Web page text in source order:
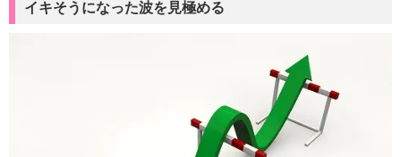
イキそうになった波を見極める